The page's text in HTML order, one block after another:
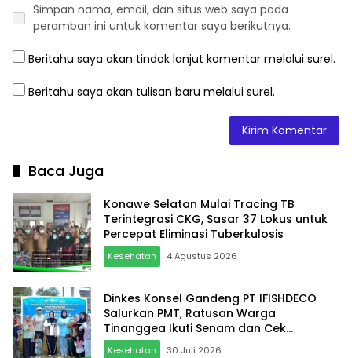
Simpan nama, email, dan situs web saya pada
peramban ini untuk komentar saya berikutnya.
Beritahu saya akan tindak lanjut komentar melalui surel.
Beritahu saya akan tulisan baru melalui surel.
Baca Juga
Konawe Selatan Mulai Tracing TB
Terintegrasi CKG, Sasar 37 Lokus untuk
Percepat Eliminasi Tuberkulosis
Kesehatan 4 Agustus 2026
Dinkes Konsel Gandeng PT IFISHDECO
Salurkan PMT, Ratusan Warga
Tinanggea Ikuti Senam dan Cek
Kesehatan Gratis
Kesehatan 30 Juli 2026